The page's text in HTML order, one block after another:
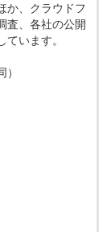
か、クラウドフ
査、各社の公開
います。